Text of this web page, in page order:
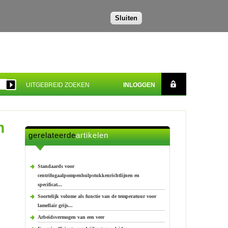
Sluiten
INLOGGEN
UITGEBREID ZOEKEN
gerelateerdeartikelen
Standaards voor
centrifugaalpompenhulpstukkenrichtlijnen en
specificat...
Soortelijk volume als functie van de temperatuur voor
lamellair grijs...
Arbeidsvermogen van een veer